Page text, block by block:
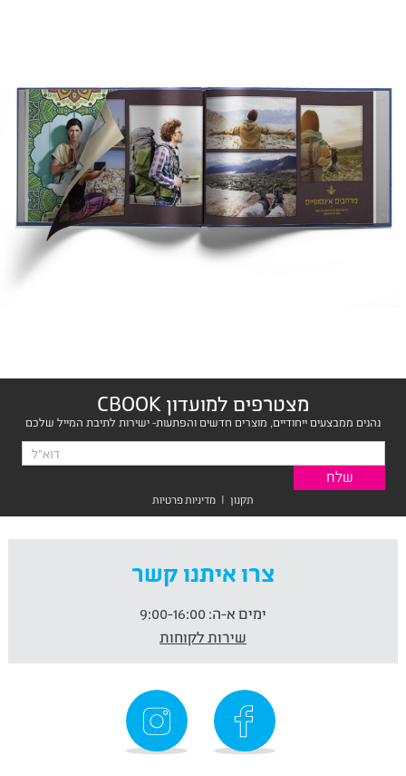
מצטרפים למועדון CBOOK
נהנים ממבצעים ייחודיים, מוצרים חדשים והפתעות- ישירות לתיבת המייל שלכם
תקנון | מדיניות פרטיות
צרו איתנו קשר
ימים א-ה:
שירות לקוחות